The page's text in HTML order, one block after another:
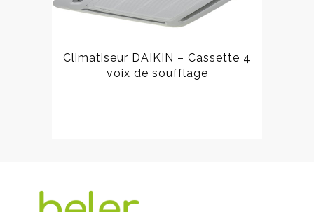
Climatiseur DAIKIN – Cassette 4
voix de soufflage